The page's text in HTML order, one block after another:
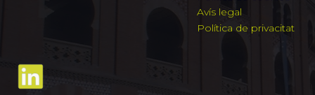
Avís legal
Política de privacitat